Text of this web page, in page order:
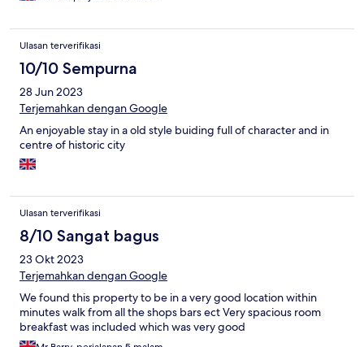
Ulasan terverifikasi
10/10 Sempurna
28 Jun 2023
Terjemahkan dengan Google
An enjoyable stay in a old style buiding full of character and in
centre of historic city
Ulasan terverifikasi
8/10 Sangat bagus
23 Okt 2023
Terjemahkan dengan Google
We found this property to be in a very good location within
minutes walk from all the shops bars ect Very spacious room
breakfast was included which was very good